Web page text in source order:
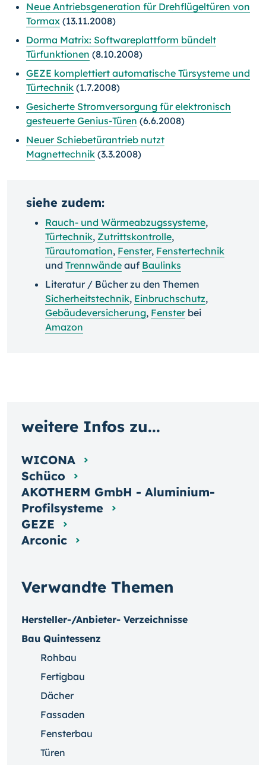
Neue Antriebsgeneration für Drehflügeltüren von
Tormax (13.11.2008)
Dorma Matrix: Softwareplattform bündelt
Türfunktionen (8.10.2008)
GEZE komplettiert automatische Türsysteme und
Türtechnik (1.7.2008)
Gesicherte Stromversorgung für elektronisch
gesteuerte Genius-Türen (6.6.2008)
Neuer Schiebetürantrieb nutzt
Magnettechnik (3.3.2008)
siehe zudem:
Rauch- und Wärmeabzugssysteme,
Türtechnik, Zutrittskontrolle,
Türautomation, Fenster, Fenstertechnik
und Trennwände auf Baulinks
Literatur / Bücher zu den Themen
Sicherheitstechnik, Einbruchschutz,
Gebäudeversicherung, Fensterbei
Amazon
Verwandte Themen
Hersteller-/Anbieter- Verzeichnisse
Bau Quintessenz
Rohbau
Fertigbau
Dächer
Fassaden
Fensterbau
Türen
weitere Infos zu...
WICONA
Schüco
AKOTHERM GmbH - Aluminium-
Profilsysteme
GEZE
Arconic